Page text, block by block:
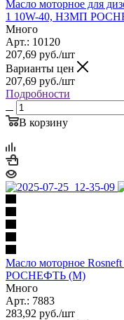
Масло моторное для
1 10W-40, НЗМП
Много
Арт.: 10120
207,69 руб./шт
Варианты цен
207,69 руб./шт
Подробности
В корзину
Масло моторное
РОСНЕФТЬ (М)
Много
Арт.: 7883
283,92 руб./шт